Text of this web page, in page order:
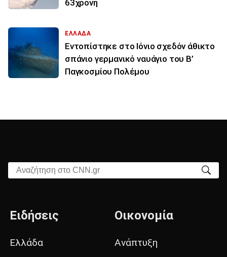
63χρονη
ΕΛΛΑΔΑ
Εντοπίστηκε στο Ιόνιο σχεδόν άθικτο
σπάνιο γερμανικό ναυάγιο του Β’
Παγκοσμίου Πολέμου
Αναζήτηση στο CNN.gr
Ειδήσεις
Ελλάδα
Οικονομία
Ανάπτυξη